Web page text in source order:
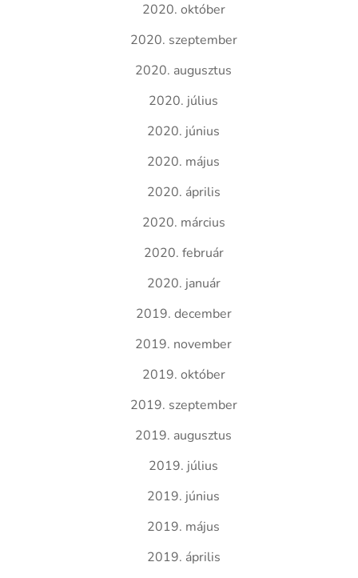
2020. október
2020. szeptember
2020. augusztus
2020. július
2020. június
2020. május
2020. április
2020. március
2020. február
2020. január
2019. december
2019. november
2019. október
2019. szeptember
2019. augusztus
2019. július
2019. június
2019. május
2019. április